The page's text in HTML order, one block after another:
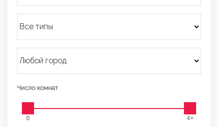
Число комнат
0 4+